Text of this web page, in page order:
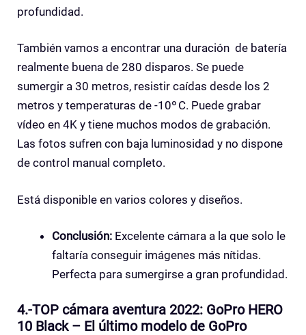
profundidad.
También vamos a encontrar una duración de batería
realmente buena de 280 disparos. Se puede
sumergir a 30 metros, resistir caídas desde los 2
metros y temperaturas de -10º C. Puede grabar
vídeo en 4K y tiene muchos modos de grabación.
Las fotos sufren con baja luminosidad y no dispone
de control manual completo.
Está disponible en varios colores y diseños.
Conclusión: Excelente cámara a la que solo le
faltaría conseguir imágenes más nítidas.
Perfecta para sumergirse a gran profundidad.
4.-TOP cámara aventura 2022: GoPro HERO
10 Black – El último modelo de GoPro